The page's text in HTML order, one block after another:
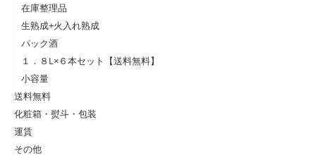
在庫整理品
生熟成+火入れ熟成
パック酒
１．８L×６本セット【送料無料】
小容量
送料無料
化粧箱・熨斗・包装
運賃
その他